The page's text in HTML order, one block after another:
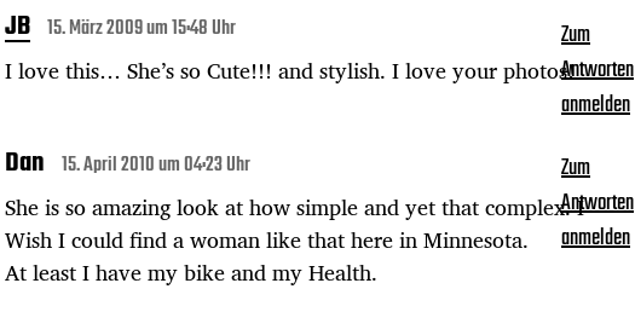
JB 15. März 2009 um 15:48 Uhr
I love this… She’s so Cute!!! and stylish. I love your photos!
Zum
Antworten
anmelden
Dan 15. April 2010 um 04:23 Uhr
She is so amazing look at how simple and yet that complex. I
Wish I could find a woman like that here in Minnesota.
At least I have my bike and my Health.
Zum
Antworten
anmelden